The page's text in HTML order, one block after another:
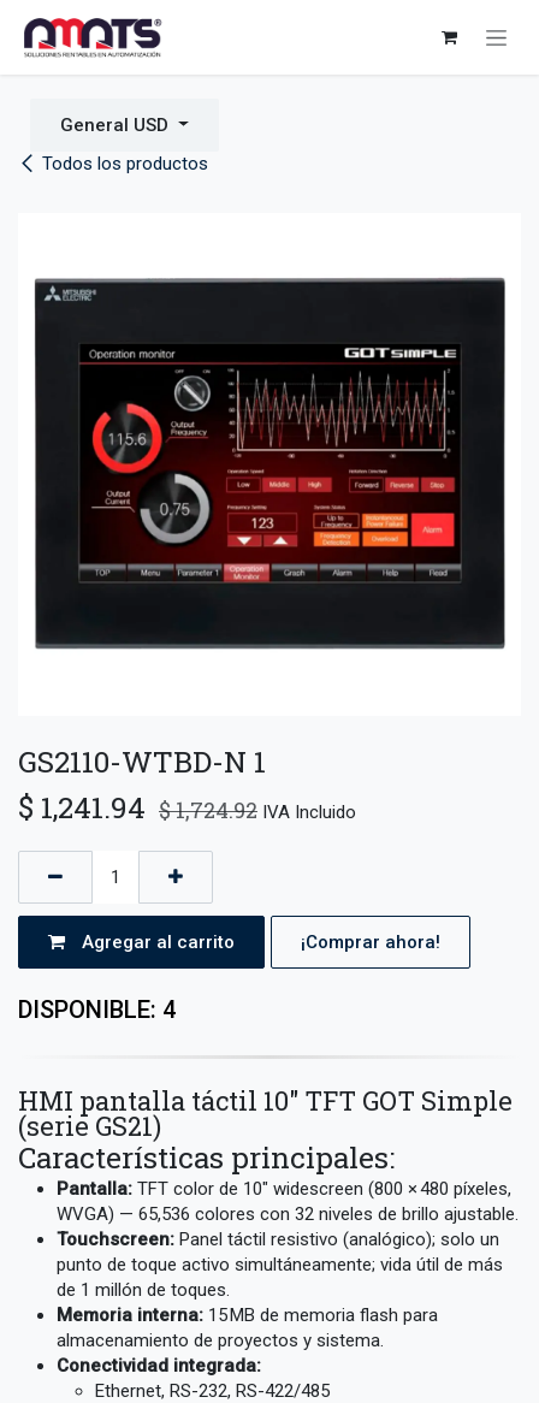
Todos los productos
General USD
GS2110-WTBD-N 1
$ 1,241.94 $1,724.92 IVA Incluido
Agregar al carrito ¡Comprar ahora!
DISPONIBLE: 4
HMI pantalla táctil 10″ TFT GOT Simple
(serie GS21)
Características principales:
Pantalla: TFT color de 10″ widescreen (800 × 480 píxeles,
WVGA) — 65,536 colores con 32 niveles de brillo ajustable.
Touchscreen: Panel táctil resistivo (analógico); solo un
punto de toque activo simultáneamente; vida útil de más
de 1 millón de toques.
Memoria interna: 15 MB de memoria flash para
almacenamiento de proyectos y sistema.
Conectividad integrada:
Ethernet, RS-232, RS-422/485